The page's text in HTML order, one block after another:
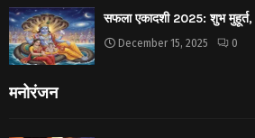
सफला एकादशी 2025: शुभ
December 15, 2025 0
मनोरंजन